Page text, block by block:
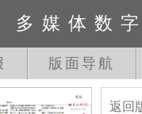
多媒体数
版面导航
返回